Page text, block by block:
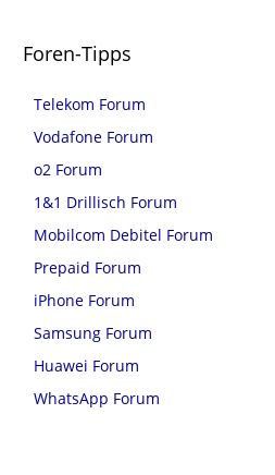
Foren-Tipps
Telekom Forum
Vodafone Forum
o2 Forum
1&1 Drillisch Forum
Mobilcom Debitel Forum
Prepaid Forum
iPhone Forum
Samsung Forum
Huawei Forum
WhatsApp Forum